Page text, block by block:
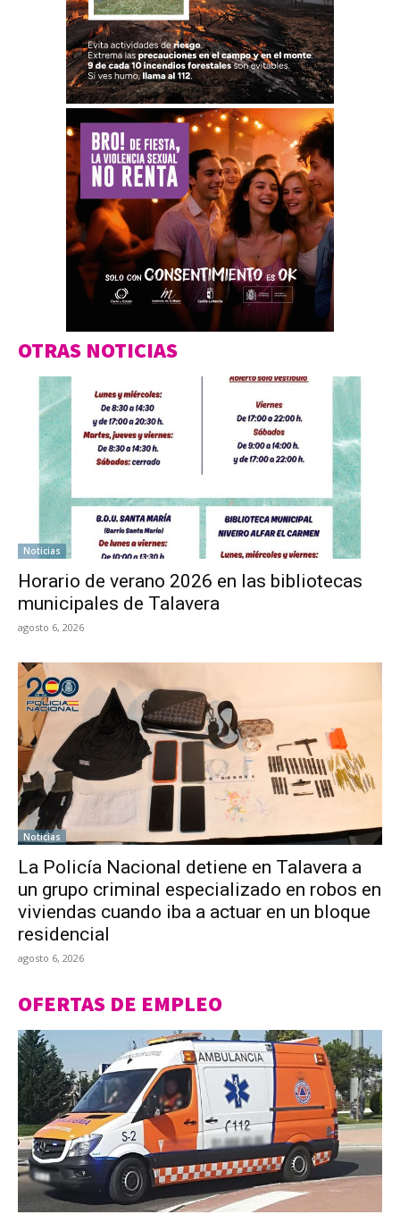
OTRAS NOTICIAS
Noticias
Horario de verano 2026 en las bibliotecas
municipales de Talavera
agosto 6, 2026
Noticias
La Policía Nacional detiene en Talavera a
un grupo criminal especializado en robos en
viviendas cuando iba a actuar en un bloque
residencial
agosto 6, 2026
OFERTAS DE EMPLEO